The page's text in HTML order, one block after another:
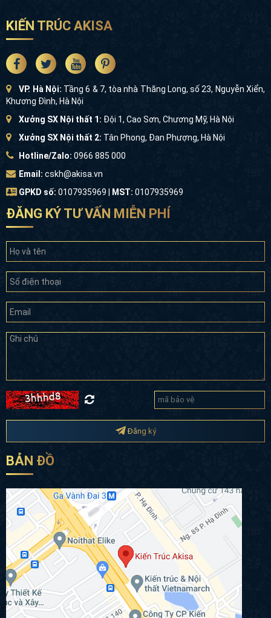
VP. Hà Nội:Tầng 6 & 7, tòa nhà Thăng Long, số 23, Nguyễn
Xưởng SX Nội thất 1:Đội 1, Cao Sơn, Chương Mỹ, Hà Nội
Xưởng SX Nội thất 2: Tân Phong, Đan Phượng, Hà Nội
Hotline/Zalo: 0966 885 000
Email: cskh@akisa.vn
GPKD số: 0107935969 | MST:0107935969
ĐĂNG KÝ TƯ VẤN MIỄN PHÍ
BẢN ĐỒ
Chính sách bảo mật